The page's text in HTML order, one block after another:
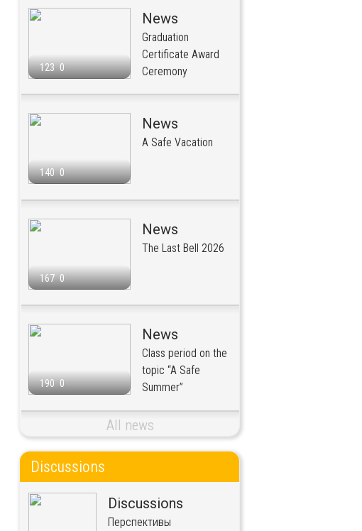
123 0
News
Graduation
Certificate Award
Ceremony
140 0
News
A Safe Vacation
167 0
News
The Last Bell 2026
190 0
News
Class period on the
topic “A Safe
Summer”
All news
Discussions
Discussions
Перспективы